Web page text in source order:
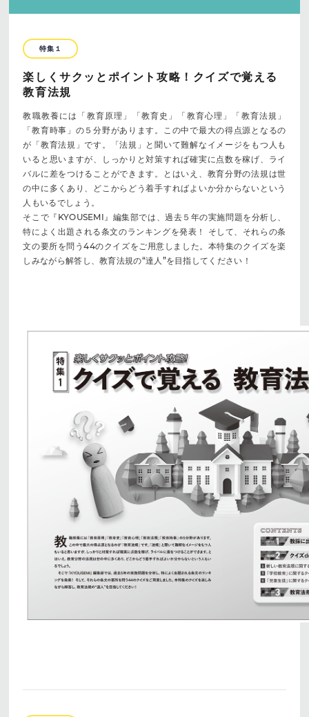
特集１
楽しくサクッとポイント攻略！クイズで覚える
教育法規
教職教養には「教育原理」「教育史」「教育心理」「教育法規」
「教育時事」の５分野があります。この中で最大の得点源となるの
が「教育法規」です。「法規」と聞いて難解なイメージをもつ人も
いると思いますが、しっかりと対策すれば確実に点数を稼げ、ライ
バルに差をつけることができます。とはいえ、教育分野の法規は世
の中に多くあり、どこからどう着手すればよいか分からないという
人もいるでしょう。
そこで『KYOUSEMI』編集部では、過去５年の実施問題を分析し、
特によく出題される条文のランキングを発表！ そして、それらの条
文の要所を問う44のクイズをご用意しました。本特集のクイズを楽
しみながら解答し、教育法規の“達人”を目指してください！